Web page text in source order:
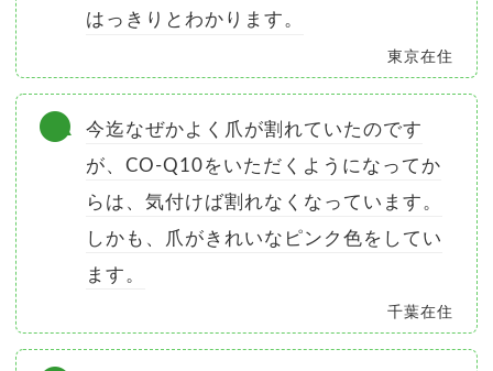
はっきりとわかります。
東京在住
今迄なぜかよく爪が割れていたのです
が、CO-Q10をいただくようになってか
らは、気付けば割れなくなっています。
しかも、爪がきれいなピンク色をしてい
ます。
千葉在住